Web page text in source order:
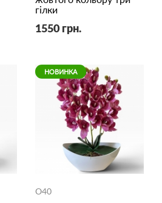
гілки
1550 грн.
НОВИНКА
O40